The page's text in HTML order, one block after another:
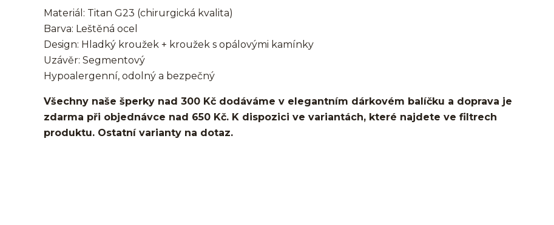
Materiál: Titan G23 (chirurgická kvalita)
Barva: Leštěná ocel
Design: Hladký kroužek + kroužek s opálovými kamínky
Uzávěr: Segmentový
Hypoalergenní, odolný a bezpečný
Všechny naše šperky nad 300 Kč dodáváme v elegantním dárkovém balíčku a doprava je
zdarma při objednávce nad 650 Kč. K dispozici ve variantách, které najdete ve filtrech
produktu. Ostatní varianty na dotaz.